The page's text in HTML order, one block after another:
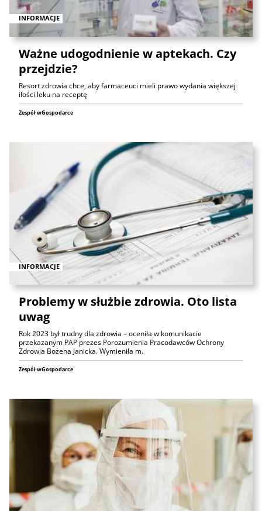
INFORMACJE
Ważne udogodnienie w aptekach. Czy
przejdzie?
Resort zdrowia chce, aby farmaceuci mieli prawo wydania większej
ilości leku na receptę
Zespół wGospodarce
INFORMACJE
Problemy w służbie zdrowia. Oto lista
uwag
Rok 2023 był trudny dla zdrowia – oceniła w komunikacie
przekazanym PAP prezes Porozumienia Pracodawców Ochrony
Zdrowia Bożena Janicka. Wymieniła m.
Zespół wGospodarce